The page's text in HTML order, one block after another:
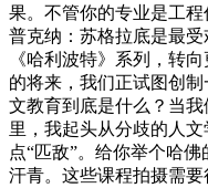
果。不管你的专业是工程
普克纳：苏格拉底是最
《哈利波特》系列，转
的将来，我们正试图创
文教育到底是什么？当
里，我起头从分歧的人
点“匹敌”。给你举个哈
汗青。这些课程拍摄需